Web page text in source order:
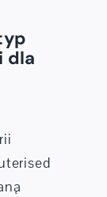
dla